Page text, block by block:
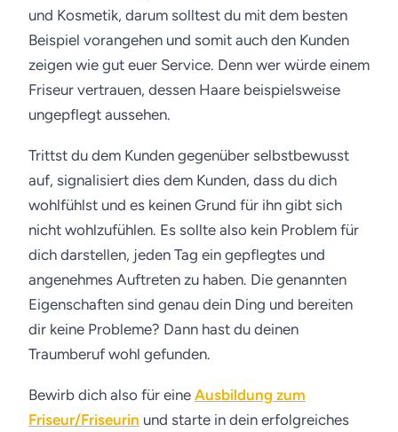
und Kosmetik, darum solltest du mit dem besten
Beispiel vorangehen und somit auch den Kunden
zeigen wie gut euer Service. Denn wer würde einem
Friseur vertrauen, dessen Haare beispielsweise
ungepflegt aussehen.
Trittst du dem Kunden gegenüber selbstbewusst
auf, signalisiert dies dem Kunden, dass du dich
wohlfühlst und es keinen Grund für ihn gibt sich
nicht wohlzufühlen. Es sollte also kein Problem für
dich darstellen, jeden Tag ein gepflegtes und
angenehmes Auftreten zu haben. Die genannten
Eigenschaften sind genau dein Ding und bereiten
dir keine Probleme? Dann hast du deinen
Traumberuf wohl gefunden.
Bewirb dich also für eine Ausbildung zum
Friseur/Friseurin und starte in dein erfolgreiches